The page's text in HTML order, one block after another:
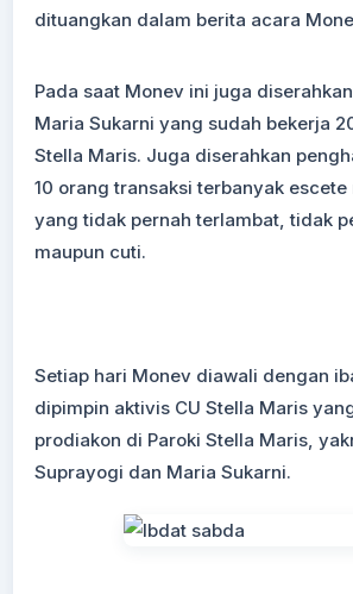
dituangkan dalam berita acara
Pada saat Monev ini juga
Maria Sukarni yang sudah bekerja
Stella Maris. Juga diserahkan
10 orang transaksi terbanyak
yang tidak pernah terlambat, tidak
maupun cuti.
Setiap hari Monev diawali dengan
dipimpin aktivis CU Stella Maris
prodiakon di Paroki Stella Maris,
Suprayogi dan Maria Sukarni.